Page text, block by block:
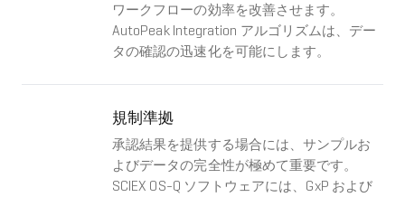
ワークフローの効率を改善させます。
AutoPeak Integration アルゴリズムは、デー
タの確認の迅速化を可能にします。
規制準拠
承認結果を提供する場合には、サンプルお
よびデータの完全性が極めて重要です。
SCIEX OS-Q ソフトウェアには、GxP および